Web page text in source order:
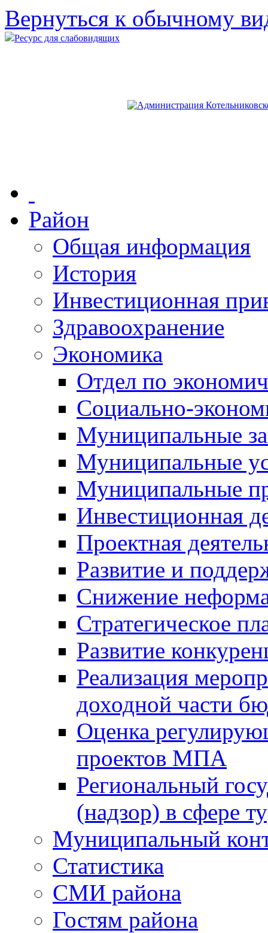
Вернуться к обычному
Ресурс для слабовидящих
Район
Общая информация
История
Инвестиционная
Здравоохранение
Экономика
Отдел по
Социально-
Муниципальные
Муниципальные
Муниципальные
Инвестиционная
Проектная
Развитие и
Снижение
Стратегическое
Развитие
Реализация
доходной части
Оценка
проектов МПА
Региональный
(надзор) в сфере
Муниципальный
Статистика
СМИ района
Гостям района